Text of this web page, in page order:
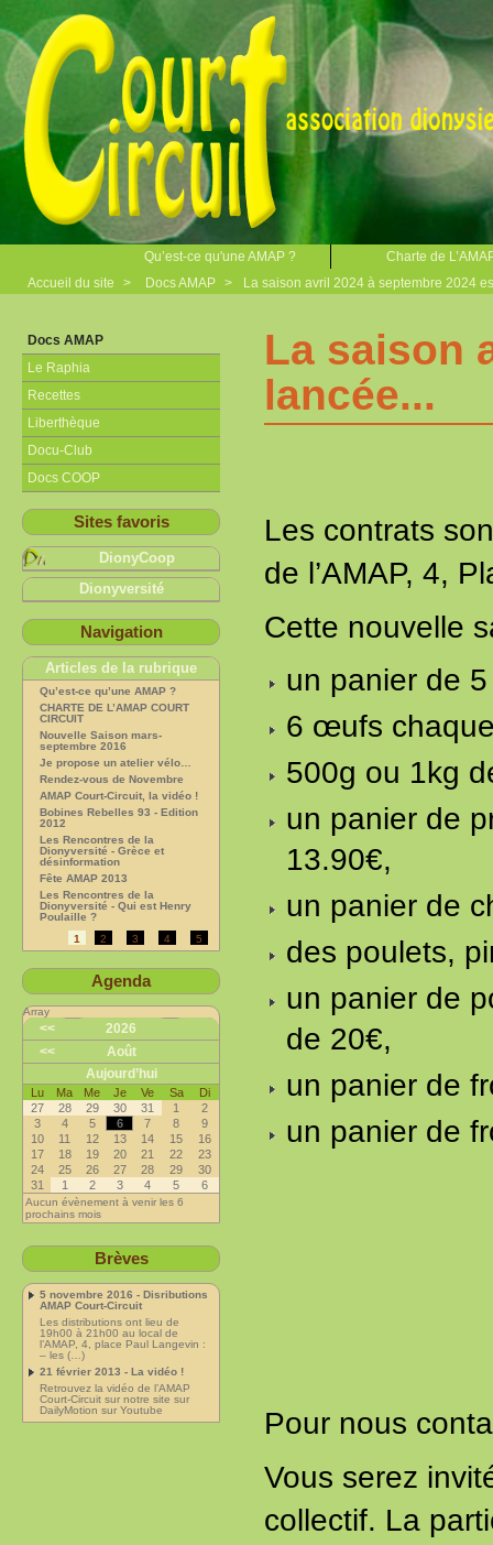
Qu’est-ce qu'une AMAP ?
Charte de
Accueil du site
> Docs AMAP > La saison avril 2024 à septembre 2024
La saison
lancée...
Les contrats
de l’AMAP, 4,
Cette nouvelle
un panier de
6 œufs
500g ou 1kg
un panier de
13.90€,
un panier de
des poulets,
un panier de
de 20€,
un panier de
un panier de
Pour nous
Vous serez
collectif. La
Docs AMAP
Le Raphia
Recettes
Liberthèque
Docu-Club
Docs COOP
Sites favoris
DionyCoop
Dionyversité
Navigation
Articles de la rubrique
Qu’est-ce qu’une AMAP ?
CHARTE DE L’AMAP COURT
CIRCUIT
Nouvelle Saison mars-
septembre 2016
Je propose un atelier vélo…
Rendez-vous de Novembre
AMAP Court-Circuit, la vidéo !
Bobines Rebelles 93 - Edition
2012
Les Rencontres de la
Dionyversité - Grèce et
désinformation
Fête AMAP 2013
Les Rencontres de la
Dionyversité - Qui est Henry
Poulaille ?
1
2 3 4 5
Agenda
Array
<<
2026
<<
Août
Aujourd’hui
Lu Ma Me Je Ve Sa
Di
27
28 29 30 31 1
2
3
4 5 6 7 8
9
10
11 12 13 14 15
16
17
18 19 20 21 22
23
24
25 26 27 28 29
30
31
1 2 3 4 5 6
Aucun évènement à venir les 6
prochains mois
Brèves
5 novembre 2016 - Disributions
AMAP Court-Circuit
Les distributions ont lieu de
19h00 à 21h00 au local de
l’AMAP, 4, place Paul Langevin :
– les (…)
21 février 2013 - La vidéo !
Retrouvez la vidéo de l’AMAP
Court-Circuit sur notre site sur
DailyMotion sur Youtube